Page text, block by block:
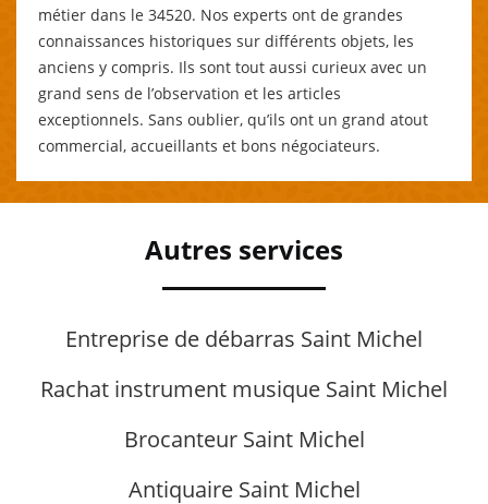
métier dans le 34520. Nos experts ont de grandes
connaissances historiques sur différents objets, les
anciens y compris. Ils sont tout aussi curieux avec un
grand sens de l’observation et les articles
exceptionnels. Sans oublier, qu’ils ont un grand atout
commercial, accueillants et bons négociateurs.
Autres services
Entreprise de débarras Saint Michel
Rachat instrument musique Saint Michel
Brocanteur Saint Michel
Antiquaire Saint Michel